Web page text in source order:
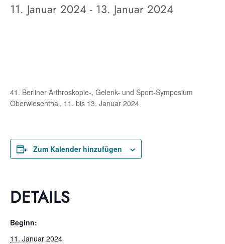
11. Januar 2024 - 13. Januar 2024
41. Berliner Arthroskopie-, Gelenk- und Sport-Symposium
Oberwiesenthal, 11. bis 13. Januar 2024
Zum Kalender hinzufügen
DETAILS
Beginn:
11. Januar 2024